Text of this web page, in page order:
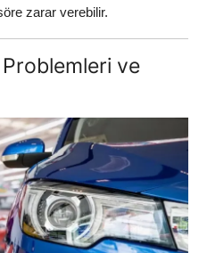
zarar verebilir.
ve